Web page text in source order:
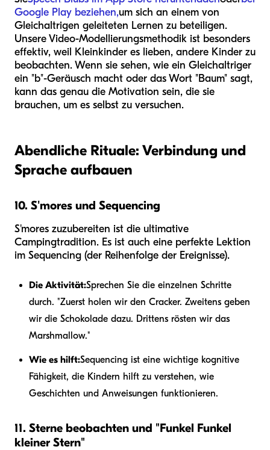
Google Play beziehen,um sich an einem von
Gleichaltrigen geleiteten Lernen zu beteiligen.
Unsere Video-Modellierungsmethodik ist besonders
effektiv, weil Kleinkinder es lieben, andere Kinder zu
beobachten. Wenn sie sehen, wie ein Gleichaltriger
ein "b"-Geräusch macht oder das Wort "Baum" sagt,
kann das genau die Motivation sein, die sie
brauchen, um es selbst zu versuchen.
Abendliche Rituale: Verbindung und
Sprache aufbauen
10. S'mores und Sequencing
S'mores zuzubereiten ist die ultimative
Campingtradition. Es ist auch eine perfekte Lektion
im Sequencing (der Reihenfolge der Ereignisse).
Die Aktivität:Sprechen Sie die einzelnen Schritte
durch. "Zuerst holen wir den Cracker. Zweitens geben
wir die Schokolade dazu. Drittens rösten wir das
Marshmallow."
Wie es hilft:Sequencing ist eine wichtige kognitive
Fähigkeit, die Kindern hilft zu verstehen, wie
Geschichten und Anweisungen funktionieren.
11. Sterne beobachten und "Funkel Funkel
kleiner Stern"